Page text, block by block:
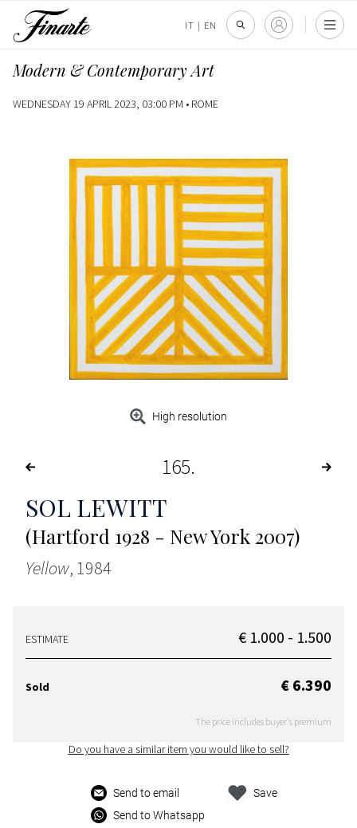
IT | EN
Modern & Contemporary Art
WEDNESDAY 19 APRIL 2023, 03:00 PM • ROME
High resolution
165
SOL LEWITT
(Hartford 1928 - New York 2007)
Yellow, 1984
ESTIMATE € 1.000 - 1.500
Sold € 6.390
The price includes buyer's premium
Do you have a similar item you would like to sell?
Send to email
Send to Whatsapp
Save